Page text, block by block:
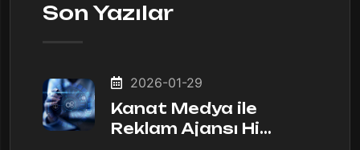
Son Yazılar
2026-01-29
Kanat Medya ile
Reklam Ajansı Hi…